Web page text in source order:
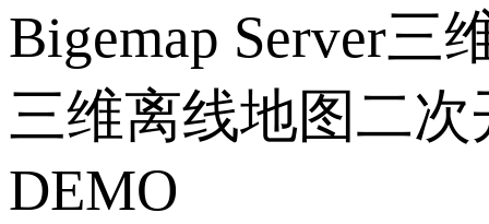
Bigemap Server
三维离线地图二
DEMO